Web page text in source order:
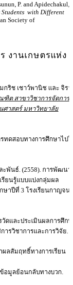
P. and Apidechakul,
Students with Different
Society of
งานเกษตรแห่ง
กริช เชาว์พานิช และ จิร
ฑิต สาขาวิชาการจัดการ
าสตร์ มหาวิทยาลัย
ทดสอบทางการศึกษาไปใ
พันธ์. (2558). การพัฒนา
ยนรู้แบบแบ่งกลุ่มผล
ษาปีที่ 3 โรงเรียนกาญจนา
ดและประเมินผลการศึก
ารวิชาการและการวิจัย.
ลสัมฤทธิ์ทางการเรียน
อมูลย้อนกลับทางบวก.